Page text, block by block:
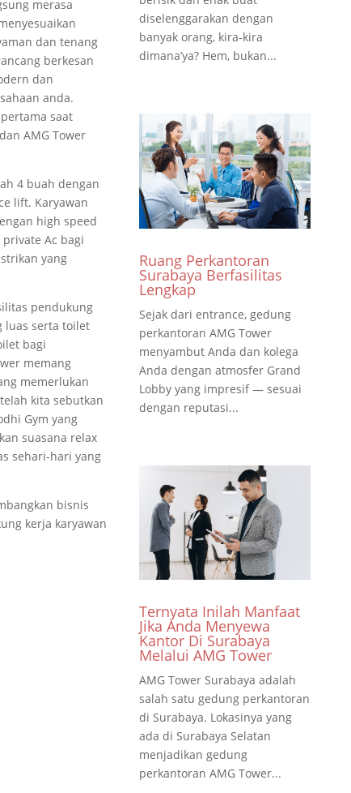
merasa
dan tenang
berkesan
dan
anda.
saat
AMG Tower
4 buah dengan
lift. Karyawan
high speed
Ac bagi
yang
pendukung
luas serta toilet
bagi
memang
memerlukan
kita sebutkan
Gym yang
suasana relax
sehari-hari yang
bisnis
kerja karyawan
diselenggarakan dengan
banyak orang, kira-kira
dimana’ya? Hem, bukan...
Ruang Perkantoran
Surabaya Berfasilitas
Lengkap
Sejak dari entrance, gedung
perkantoran AMG Tower
menyambut Anda dan kolega
Anda dengan atmosfer Grand
Lobby yang impresif — sesuai
dengan reputasi...
Ternyata Inilah Manfaat
Jika Anda Menyewa
Kantor Di Surabaya
Melalui AMG Tower
AMG Tower Surabaya adalah
salah satu gedung perkantoran
di Surabaya. Lokasinya yang
ada di Surabaya Selatan
menjadikan gedung
perkantoran AMG Tower...